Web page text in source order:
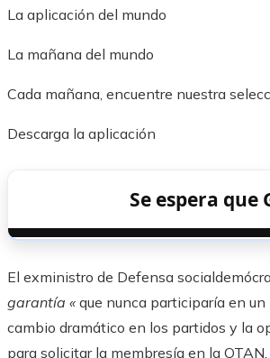
La aplicación del mundo
La mañana del mundo
Cada mañana, encuentre nuestra
Descarga la aplicación
Se espera
El exministro de Defensa
garantía « que nunca participaría en
cambio dramático en los partidos y la
para solicitar la membresía en la OTAN.